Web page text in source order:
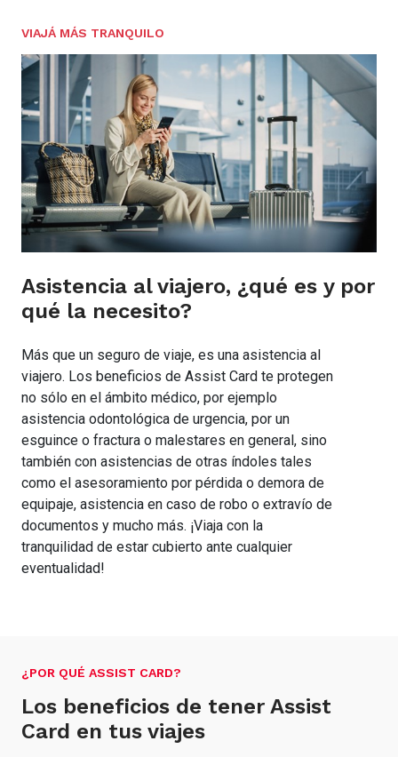
VIAJÁ MÁS TRANQUILO
Asistencia al viajero, ¿qué es y por
qué la necesito?
Más que un seguro de viaje, es una asistencia al
viajero. Los beneficios de Assist Card te protegen
no sólo en el ámbito médico, por ejemplo
asistencia odontológica de urgencia, por un
esguince o fractura o malestares en general, sino
también con asistencias de otras índoles tales
como el asesoramiento por pérdida o demora de
equipaje, asistencia en caso de robo o extravío de
documentos y mucho más. ¡Viaja con la
tranquilidad de estar cubierto ante cualquier
eventualidad!
¿POR QUÉ ASSIST CARD?
Los beneficios de tener Assist
Card en tus viajes